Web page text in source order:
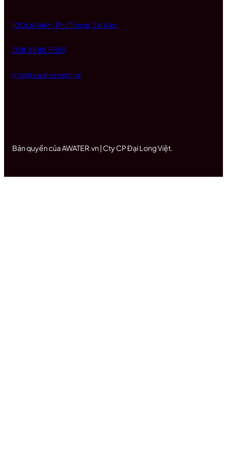
100 Lê Niệm, Phú Thạnh, Sài Gòn
028.8888.5859
mail@awater.com.vn
Bản quyền của AWATER.vn | Cty CP Đại Long Việt.